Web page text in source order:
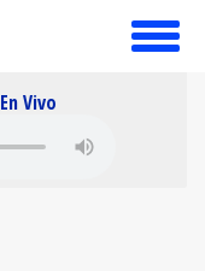
toggle
En Vivo